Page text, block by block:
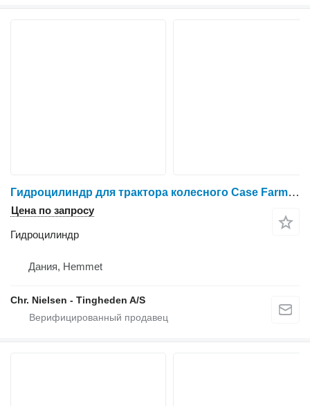
Гидроцилиндр для трактора колесного Case Farmall 95A
Цена по запросу
Гидроцилиндр
Дания, Hemmet
Chr. Nielsen - Tingheden A/S